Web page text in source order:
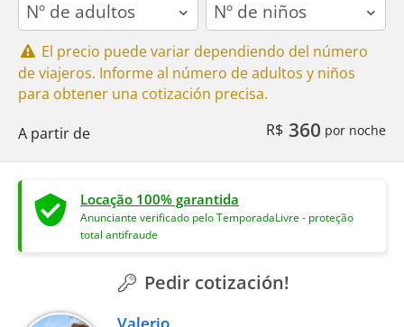
El precio puede variar dependiendo del número
de viajeros. Informe al número de adultos y niños
para obtener una cotización precisa.
A partir de
R$ 360 por noche
Locação 100% garantida
Anunciante verificado pelo TemporadaLivre - proteção
total antifraude
Pedir cotización!
Valerio